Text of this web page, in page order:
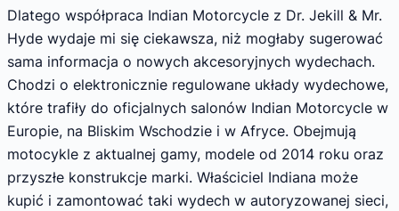
Dlatego współpraca Indian Motorcycle z Dr. Jekill & Mr.
Hyde wydaje mi się ciekawsza, niż mogłaby sugerować
sama informacja o nowych akcesoryjnych wydechach.
Chodzi o elektronicznie regulowane układy wydechowe,
które trafiły do oficjalnych salonów Indian Motorcycle w
Europie, na Bliskim Wschodzie i w Afryce. Obejmują
motocykle z aktualnej gamy, modele od 2014 roku oraz
przyszłe konstrukcje marki. Właściciel Indiana może
kupić i zamontować taki wydech w autoryzowanej sieci,